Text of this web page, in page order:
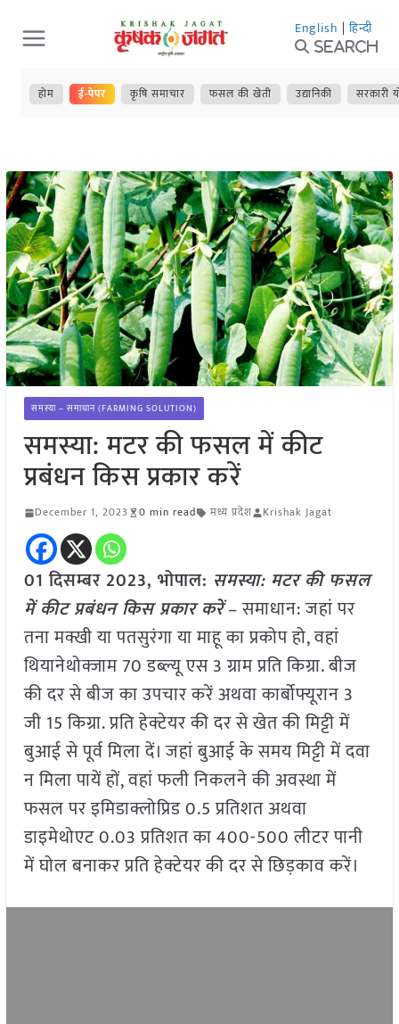
Skip
to
content
English | हिन्दी
Search
होम ई-पेपर कृषि समाचार फसल की खेती उद्यानिकी सरकारी
समस्या – समाधान (FARMING SOLUTION)
समस्या: मटर की फसल में कीट
प्रबंधन किस प्रकार करें
December 1, 2023 0 min read मध्य प्रदेश Krishak Jagat
01 दिसम्बर 2023, भोपाल: समस्या: मटर की फसल
में कीट प्रबंधन किस प्रकार करें– समाधान: जहां पर
तना मक्खी या पतसुरंगा या माहू का प्रकोप हो, वहां
थियानेथोक्जाम 70 डब्ल्यू एस 3 ग्राम प्रति किग्रा. बीज
की दर से बीज का उपचार करें अथवा कार्बोफ्यूरान 3
जी 15 किग्रा. प्रति हेक्टेयर की दर से खेत की मिट्टी में
बुआई से पूर्व मिला दें। जहां बुआई के समय मिट्टी में दवा
न मिला पायें हों, वहां फली निकलने की अवस्था में
फसल पर इमिडाक्लोप्रिड 0.5 प्रतिशत अथवा
डाइमेथोएट 0.03 प्रतिशत का 400-500 लीटर पानी
में घोल बनाकर प्रति हेक्टेयर की दर से छिड़काव करें।